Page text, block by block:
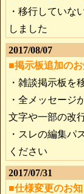
・移行していな
しました
2017/08/07
■掲示板追加の
・雑談掲示板を
・全メッセージ
文字や一部の改
・スレの編集パ
ください
2017/07/31
■仕様変更のお